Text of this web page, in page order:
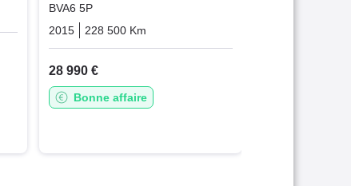
BVA6 5P
2015
228 500 Km
28 990 €
Bonne affaire